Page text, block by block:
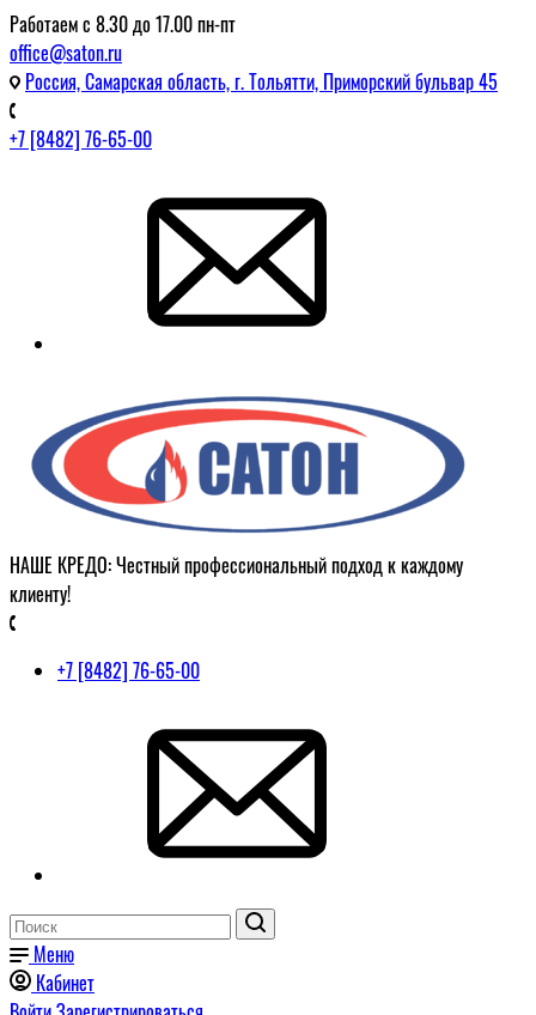
Работаем с 8.30 до 17.00 пн-пт
office@saton.ru
Россия, Самарская область, г. Тольятти, Приморский бульвар 45
+7 [8482] 76-65-00
НАШЕ КРЕДО: Честный профессиональный подход к каждому
клиенту!
+7 [8482] 76-65-00
Меню
Кабинет